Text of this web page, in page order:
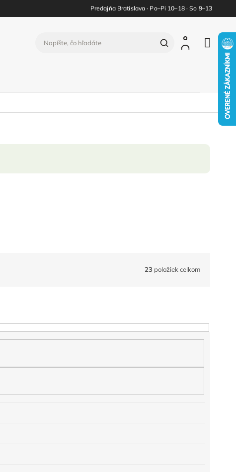
Predajňa Bratislava · Po–Pi 10–18 · So 9–13
23 položiek celkom